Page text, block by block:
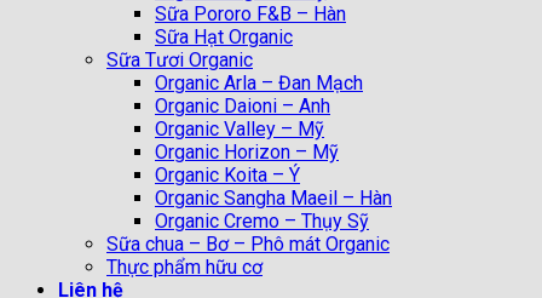
Sữa Pororo F&B – Hàn
Sữa Hạt Organic
Sữa Tươi Organic
Organic Arla – Đan Mạch
Organic Daioni – Anh
Organic Valley – Mỹ
Organic Horizon – Mỹ
Organic Koita – Ý
Organic Sangha Maeil – Hàn
Organic Cremo – Thụy Sỹ
Sữa chua – Bơ – Phô mát Organic
Thực phẩm hữu cơ
Liên hệ